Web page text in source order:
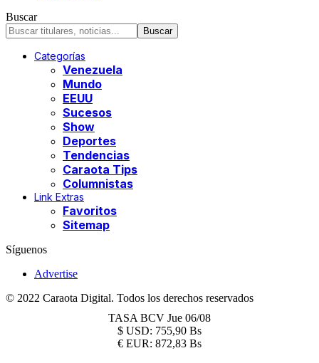
Buscar
Categorías
Venezuela
Mundo
EEUU
Sucesos
Show
Deportes
Tendencias
Caraota Tips
Columnistas
Link Extras
Favoritos
Sitemap
Síguenos
Advertise
© 2022 Caraota Digital. Todos los derechos reservados
TASA BCV Jue 06/08
$ USD: 755,90 Bs
€ EUR: 872,83 Bs